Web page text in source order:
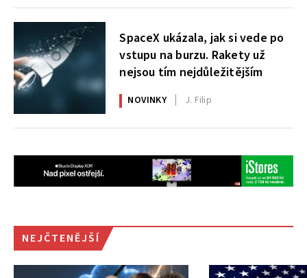
SpaceX ukázala, jak si vede po
vstupu na burzu. Rakety už
nejsou tím nejdůležitějším
NOVINKY J. Filip
NEJČTENĚJŠÍ